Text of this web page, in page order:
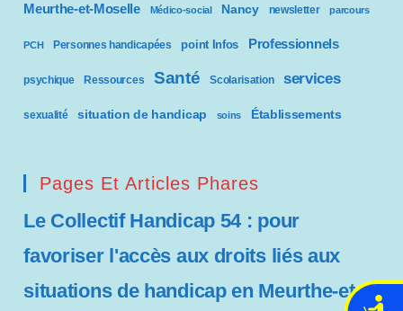
A
Meurthe-et-Moselle Médico-social Nancy newsletter parcours
PCH Personnes handicapées point Infos Professionnels
psychique Ressources Santé Scolarisation services
sexualité situation de handicap soins Établissements
Pages Et Articles Phares
Le Collectif Handicap 54 : pour
favoriser l'accès aux droits liés aux
situations de handicap en Meurthe-et-